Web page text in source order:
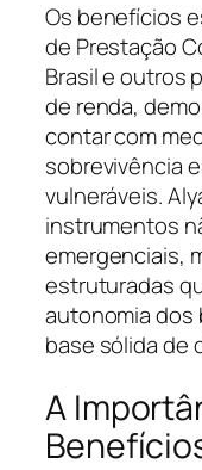
Os benefícios
de Prestação
Brasil e outros
de renda,
contar com
sobrevivência
vulneráveis.
instrumentos
emergenciais,
estruturadas
autonomia dos
base sólida de
A